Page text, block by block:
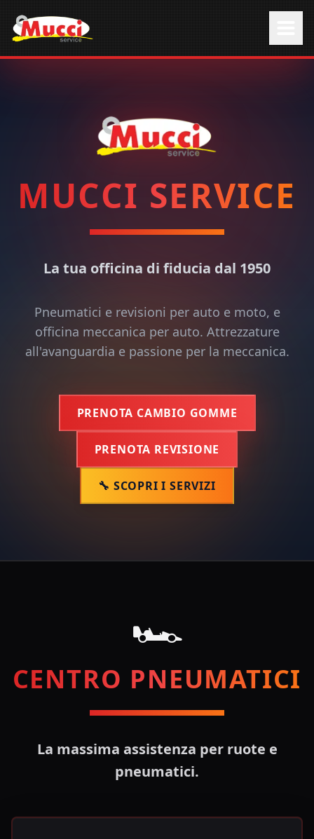
MUCCI SERVICE
La tua officina di fiducia dal 1950
Pneumatici e revisioni per auto e moto, e
officina meccanica per auto. Attrezzature
all'avanguardia e passione per la meccanica.
PRENOTA CAMBIO GOMME
PRENOTA REVISIONE
🔧 SCOPRI I SERVIZI
🏎️
CENTRO PNEUMATICI
La massima assistenza per ruote e
pneumatici.